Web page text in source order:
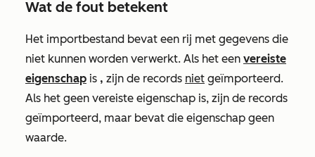
Wat de fout betekent
Het importbestand bevat een rij met gegevens die
niet kunnen worden verwerkt. Als het een vereiste
eigenschap is , zijn de records niet geïmporteerd.
Als het geen vereiste eigenschap is, zijn de records
geïmporteerd, maar bevat die eigenschap geen
waarde.